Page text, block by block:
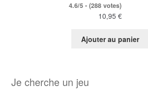
4.6/5 - (288 votes)
10,95 €
Ajouter au panier
Je cherche un jeu